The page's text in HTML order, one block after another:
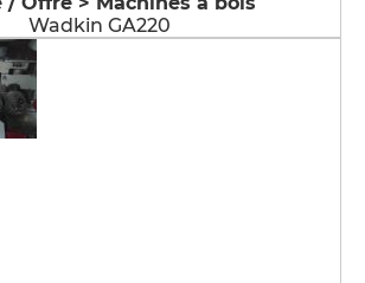
Wadkin GA220